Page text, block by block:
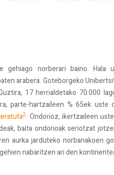
gehiago norberari baino. Hala
arabera. Goteborgeko
17 herrialdetako 70.000
parte-hartzaileen % 65ek uste
2. Ondorioz, ikertzaileen
baita ondorioak seriotzat
aurka jarduteko norbanakoen
nabaritzen ari den